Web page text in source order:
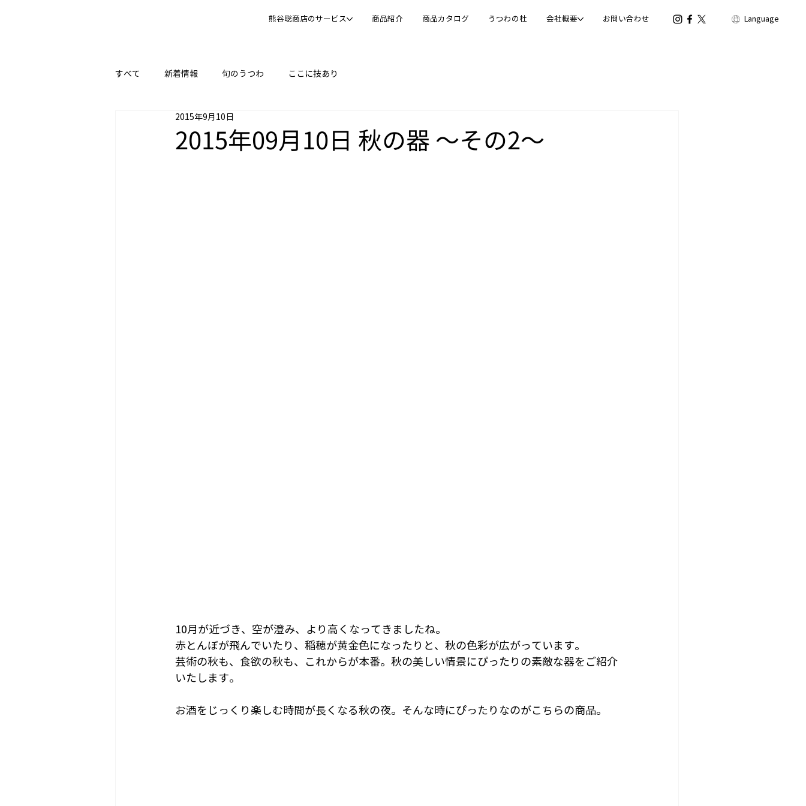
熊谷聡商店のサービス 商品紹介 商品カタログ うつわの杜 会社概要 お問い合わせ Language
すべて 新着情報 旬のうつわ ここに技あり
2015年09月10日 秋の器 ～その2～
2015年9月10日
10月が近づき、空が澄み、より高くなってきましたね。
赤とんぼが飛んでいたり、稲穂が黄金色になったりと、秋の色彩が広がっています。
芸術の秋も、食欲の秋も、これからが本番。秋の美しい情景にぴったりの素敵な器をご紹介
いたします。
お酒をじっくり楽しむ時間が長くなる秋の夜。そんな時にぴったりなのがこちらの商品。